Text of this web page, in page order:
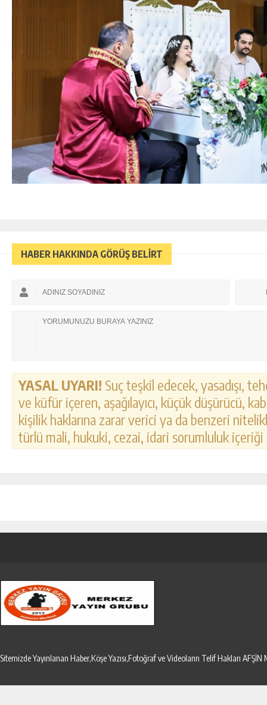
HABER HAKKINDA GÖRÜŞ BELİRT
YASAL UYARI! Suç teşkil edecek, yasadışı,
ve küfür içeren, aşağılayıcı, küçük düşürücü,
kişilik haklarına zarar verici ya da benzeri
türlü mali, hukuki, cezai, idari sorumluluk
Sitemizde Yayınlanan Haber,Köşe Yazısı,Fotoğraf ve Videoların Telif Hakları